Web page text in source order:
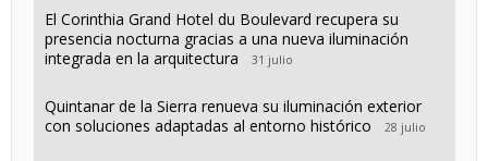
El Corinthia Grand Hotel du Boulevard recupera su
presencia nocturna gracias a una nueva iluminación
integrada en la arquitectura
31 julio
Quintanar de la Sierra renueva su iluminación exterior
con soluciones adaptadas al entorno histórico
28 julio